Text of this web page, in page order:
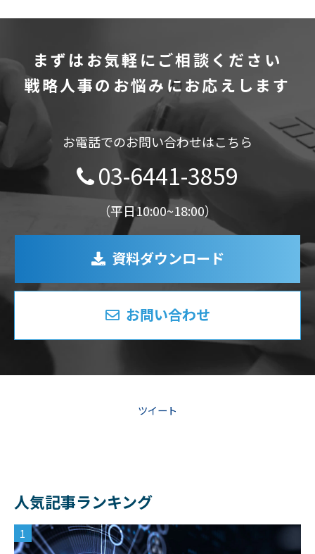
まずはお気軽にご相談ください
戦略人事のお悩みにお応えします
お電話でのお問い合わせはこちら
03-6441-3859
（平日10:00~18:00）
資料ダウンロード
お問い合わせ
ツイート
人気記事ランキング
1